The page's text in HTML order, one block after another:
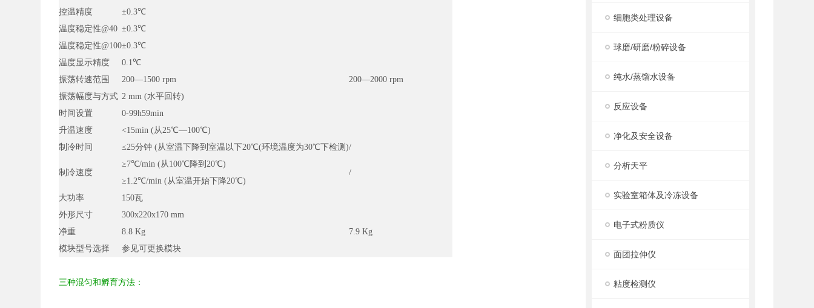
细胞类处理设备
球磨/研磨/粉碎设备
纯水/蒸馏水设备
反应设备
净化及安全设备
分析天平
实验室箱体及冷冻设备
电子式粉质仪
面团拉伸仪
粘度检测仪
控温精度
±0.3℃
温度稳定性@40 ±0.3℃
温度稳定性@100±0.3℃
温度显示精度
0.1℃
振荡转速范围
200—1500 rpm
200—2000 rpm
振荡幅度与方式 2 mm (水平回转)
时间设置
0-99h59min
升温速度
<15min (从25℃—100℃)
制冷时间
≤25分钟 (从室温下降到室温以下20℃(环境温度为30℃下检测)/
制冷速度
≥7℃/min (从100℃ 降到20℃)
≥1.2℃/min (从室温开始下降20℃)
/
大功率
150瓦
外形尺寸
300x220x170 mm
净重
8.8 Kg
7.9 Kg
模块型号选择
参见可更换模块
三种混匀和孵育方法：